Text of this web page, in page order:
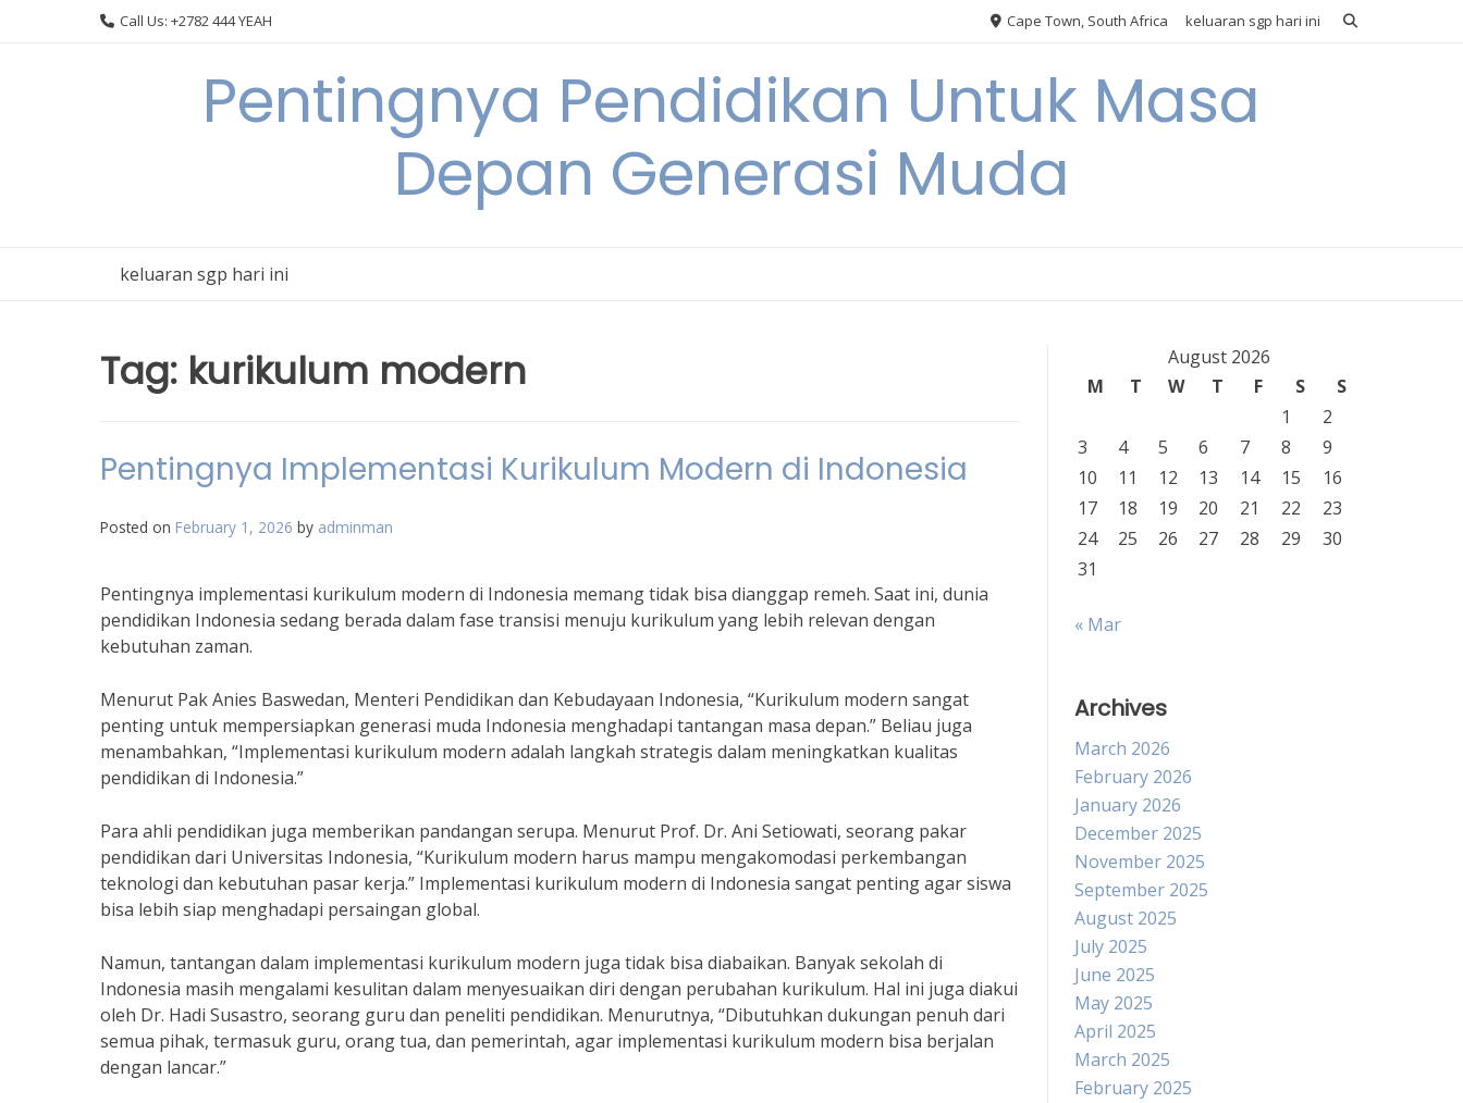
Call Us: +2782 444 YEAH Cape Town, South Africa keluaran sgp hari ini
Pentingnya Pendidikan Untuk Masa
Depan Generasi Muda
keluaran sgp hari ini
Tag: kurikulum modern
Pentingnya Implementasi Kurikulum Modern di Indonesia
Posted on February 1, 2026 by adminman
Pentingnya implementasi kurikulum modern di Indonesia memang tidak bisa dianggap remeh. Saat ini, dunia
pendidikan Indonesia sedang berada dalam fase transisi menuju kurikulum yang lebih relevan dengan
kebutuhan zaman.
Menurut Pak Anies Baswedan, Menteri Pendidikan dan Kebudayaan Indonesia, “Kurikulum modern sangat
penting untuk mempersiapkan generasi muda Indonesia menghadapi tantangan masa depan.” Beliau juga
menambahkan, “Implementasi kurikulum modern adalah langkah strategis dalam meningkatkan kualitas
pendidikan di Indonesia.”
Para ahli pendidikan juga memberikan pandangan serupa. Menurut Prof. Dr. Ani Setiowati, seorang pakar
pendidikan dari Universitas Indonesia, “Kurikulum modern harus mampu mengakomodasi perkembangan
teknologi dan kebutuhan pasar kerja.” Implementasi kurikulum modern di Indonesia sangat penting agar siswa
bisa lebih siap menghadapi persaingan global.
Namun, tantangan dalam implementasi kurikulum modern juga tidak bisa diabaikan. Banyak sekolah di
Indonesia masih mengalami kesulitan dalam menyesuaikan diri dengan perubahan kurikulum. Hal ini juga diakui
oleh Dr. Hadi Susastro, seorang guru dan peneliti pendidikan. Menurutnya, “Dibutuhkan dukungan penuh dari
semua pihak, termasuk guru, orang tua, dan pemerintah, agar implementasi kurikulum modern bisa berjalan
dengan lancar.”
August 2026
M
T W T F S
S
1
2
3
4 5 6 7 8
9
10
11 12 13 14 15
16
17
18 19 20 21 22
23
24
25 26 27 28 29
30
31
« Mar
Archives
March 2026
February 2026
January 2026
December 2025
November 2025
September 2025
August 2025
July 2025
June 2025
May 2025
April 2025
March 2025
February 2025